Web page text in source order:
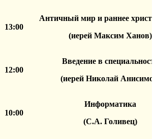
13:00
Античный мир и раннее
(иерей Максим Ханов)
12:00
Введение в
(иерей Николай
10:00
Информатика
(С.А. Голивец)